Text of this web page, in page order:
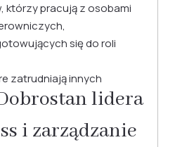
którzy pracują z osobami
się do roli
zatrudniają innych
lidera
i zarządzanie